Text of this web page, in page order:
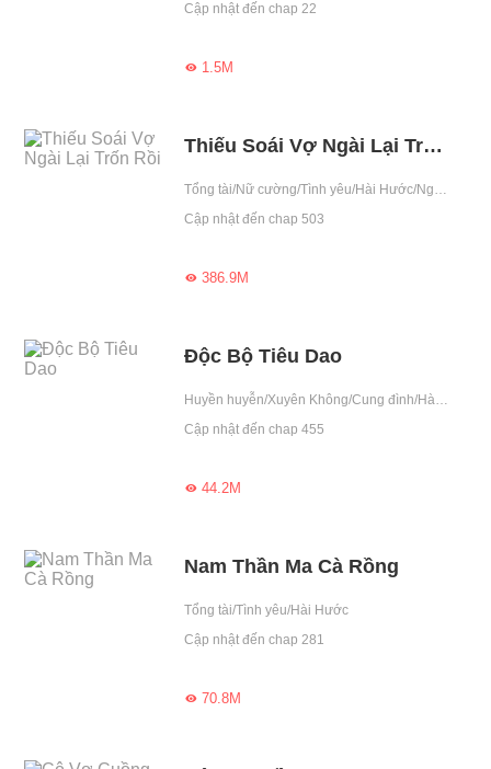
Cập nhật đến chap 22
1.5M
Thiếu Soái Vợ Ngài Lại Trốn Rồi
Tổng tài/Nữ cường/Tình yêu/Hài Hước/Ngược/Số mệnh/Gương vỡ lại lành/Trốn cưới/Ngạo mạn/Quân phiệt
Cập nhật đến chap 503
386.9M
Độc Bộ Tiêu Dao
Huyền huyễn/Xuyên Không/Cung đình/Hành động/Hài Hước/Cổ đại/Số mệnh/Gặp gỡ cẩu huyết/Trung thành/Vô dụng
Cập nhật đến chap 455
44.2M
Nam Thần Ma Cà Rồng
Tổng tài/Tình yêu/Hài Hước
Cập nhật đến chap 281
70.8M